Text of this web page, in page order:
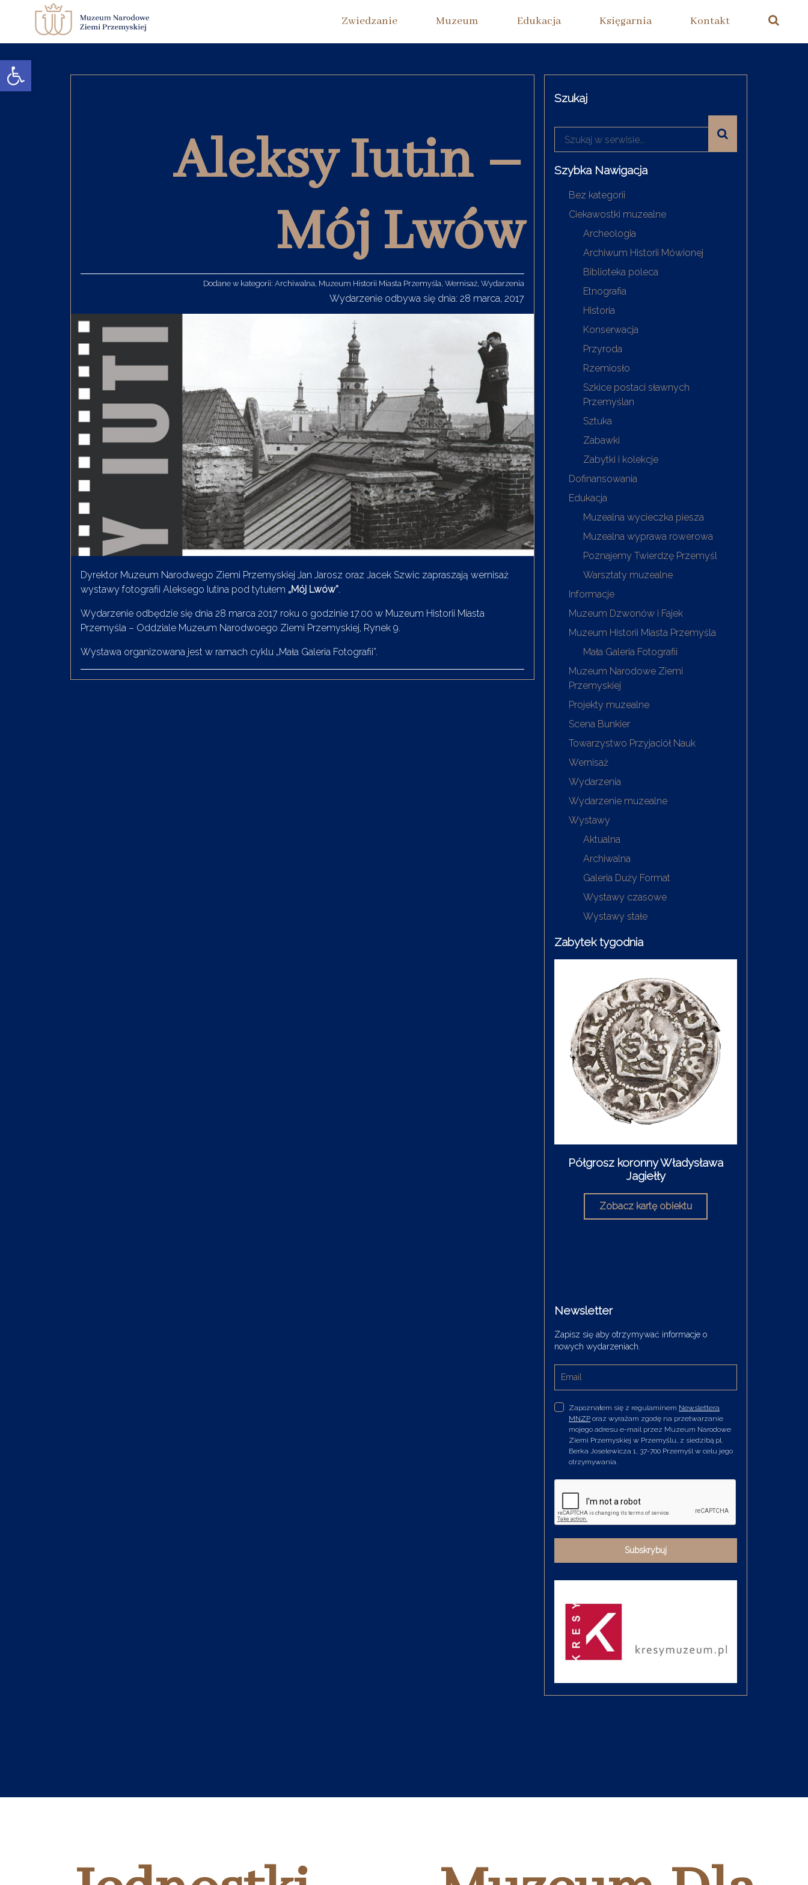
Otwórz pasek narzędzi
Zwiedzanie Muzeum Edukacja Księgarnia Kontakt
Aleksy Iutin –
Mój Lwów
Dodane w kategorii:Archiwalna, Muzeum Historii Miasta Przemyśla,Wernisaż,Wydarzenia
Wydarzenie odbywa się dnia: 28 marca, 2017
Dyrektor Muzeum Narodwego Ziemi Przemyskiej Jan Jarosz oraz Jacek Szwic zapraszają wernisaż
wystawy fotografii Aleksego Iutina pod tytułem „Mój Lwów”.
Wydarzenie odbędzie się dnia 28 marca 2017 roku o godzinie 17.00 w Muzeum Historii Miasta
Przemyśla – Oddziale Muzeum Narodwoego Ziemi Przemyskiej, Rynek 9.
Wystawa organizowana jest w ramach cyklu „Mała Galeria Fotografii”.
Szukaj
Szybka Nawigacja
Bez kategorii
Ciekawostki muzealne
Archeologia
Archiwum Historii Mówionej
Biblioteka poleca
Etnografia
Historia
Konserwacja
Przyroda
Rzemiosło
Szkice postaci sławnych
Przemyślan
Sztuka
Zabawki
Zabytki i kolekcje
Dofinansowania
Edukacja
Muzealna wycieczka piesza
Muzealna wyprawa rowerowa
Poznajemy Twierdzę Przemyśl
Warsztaty muzealne
Informacje
Muzeum Dzwonów i Fajek
Muzeum Historii Miasta Przemyśla
Mała Galeria Fotografii
Muzeum Narodowe Ziemi
Przemyskiej
Projekty muzealne
Scena Bunkier
Towarzystwo Przyjaciół Nauk
Wernisaż
Wydarzenia
Wydarzenie muzealne
Wystawy
Aktualna
Archiwalna
Galeria Duży Format
Wystawy czasowe
Wystawy stałe
Zabytek tygodnia
Newsletter
Zapisz się aby otrzymywać informacje o
nowych wydarzeniach.
Zapoznałem się z regulaminem Newslettera
MNZP oraz wyrażam zgodę na przetwarzanie
mojego adresu e-mail przez Muzeum Narodowe
Ziemi Przemyskiej w Przemyślu, z siedzibą pl.
Berka Joselewicza 1, 37-700 Przemyśl w celu jego
otrzymywania.
Subskrybuj